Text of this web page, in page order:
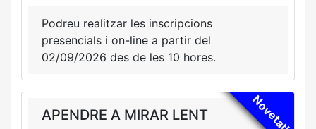
Podreu realitzar les inscripcions
presencials i on-line a partir del
02/09/2026 des de les 10 hores.
Novetat!!
APENDRE A MIRAR LENT